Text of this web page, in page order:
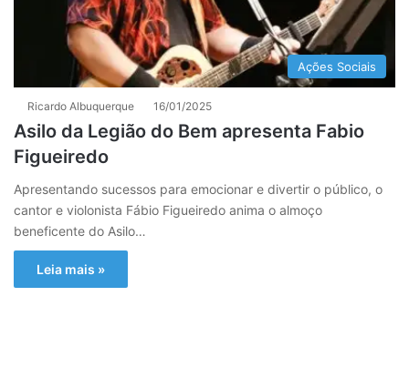
Ações Sociais
Ricardo Albuquerque 16/01/2025
Asilo da Legião do Bem apresenta Fabio
Figueiredo
Apresentando sucessos para emocionar e divertir o público, o
cantor e violonista Fábio Figueiredo anima o almoço
beneficente do Asilo…
Leia mais »